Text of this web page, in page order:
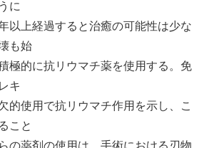
に
以上経過すると治癒の可能性は少な
も始
極的に抗リウマチ薬を使用する。免
キ
的使用で抗リウマチ作用を示し、こ
こと